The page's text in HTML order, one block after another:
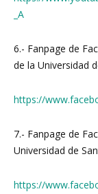
_A
6.- Fanpage de
de la Universidad
https://
7.- Fanpage de
Universidad de
https://